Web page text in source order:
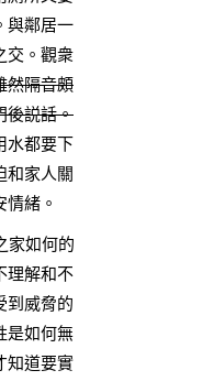
與鄰居一
交。觀衆
然隔音頗
後説話。
水都要下
和家人關
緒。
家如何的
理解和不
到威脅的
是如何無
知道要實